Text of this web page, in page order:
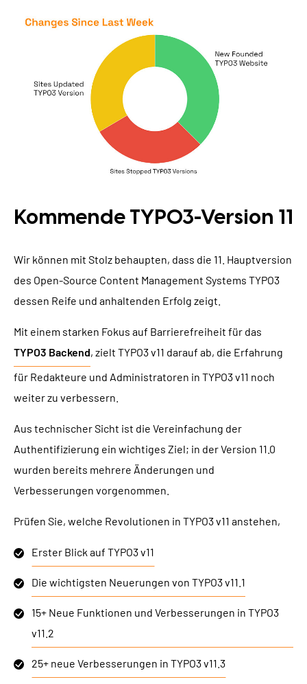
Kommende TYPO3-Version 11
Wir können mit Stolz behaupten, dass die 11. Hauptversion
des Open-Source Content Management Systems TYPO3
dessen Reife und anhaltenden Erfolg zeigt.
Mit einem starken Fokus auf Barrierefreiheit für das
TYPO3 Backend, zielt TYPO3 v11 darauf ab, die Erfahrung
für Redakteure und Administratoren in TYPO3 v11 noch
weiter zu verbessern.
Aus technischer Sicht ist die Vereinfachung der
Authentifizierung ein wichtiges Ziel; in der Version 11.0
wurden bereits mehrere Änderungen und
Verbesserungen vorgenommen.
Prüfen Sie, welche Revolutionen in TYPO3 v11 anstehen,
Erster Blick auf TYPO3 v11
Die wichtigsten Neuerungen von TYPO3 v11.1
15+ Neue Funktionen und Verbesserungen in TYPO3
v11.2
25+ neue Verbesserungen in TYPO3 v11.3